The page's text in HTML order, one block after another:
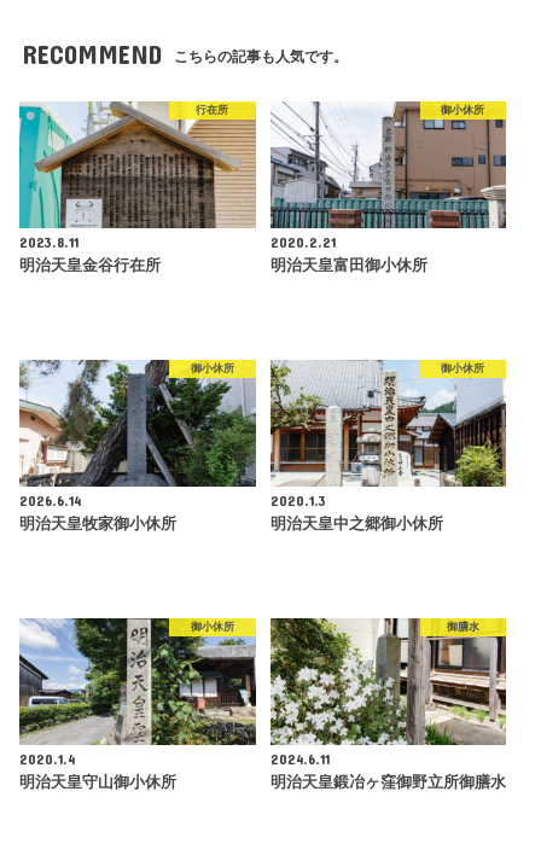
RECOMMEND こちらの記事も人気です。
行在所
2023.8.11
明治天皇金谷行在所
御小休所
2020.2.21
明治天皇富田御小休所
御小休所
2026.6.14
明治天皇牧家御小休所
御小休所
2020.1.3
明治天皇中之郷御小休所
御小休所
2020.1.4
明治天皇守山御小休所
御膳水
2024.6.11
明治天皇鍛冶ヶ窪御野立所御膳水